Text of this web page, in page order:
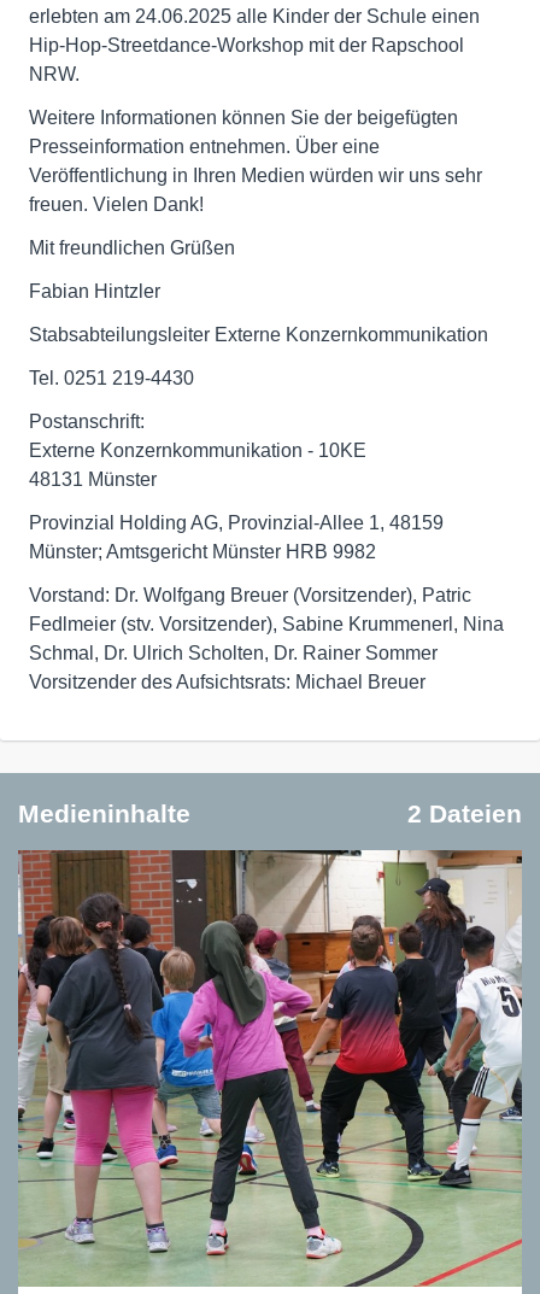
erlebten am 24.06.2025 alle Kinder der Schule einen
Hip-Hop-Streetdance-Workshop mit der Rapschool
NRW.
Weitere Informationen können Sie der beigefügten
Presseinformation entnehmen. Über eine
Veröffentlichung in Ihren Medien würden wir uns sehr
freuen. Vielen Dank!
Mit freundlichen Grüßen
Fabian Hintzler
Stabsabteilungsleiter Externe Konzernkommunikation
Tel. 0251 219-4430
Postanschrift:
Externe Konzernkommunikation - 10KE
48131 Münster
Provinzial Holding AG, Provinzial-Allee 1, 48159
Münster; Amtsgericht Münster HRB 9982
Vorstand: Dr. Wolfgang Breuer (Vorsitzender), Patric
Fedlmeier (stv. Vorsitzender), Sabine Krummenerl, Nina
Schmal, Dr. Ulrich Scholten, Dr. Rainer Sommer
Medieninhalte 2 Dateien